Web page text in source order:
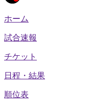
ホーム
試合速報
チケット
日程・結果
順位表